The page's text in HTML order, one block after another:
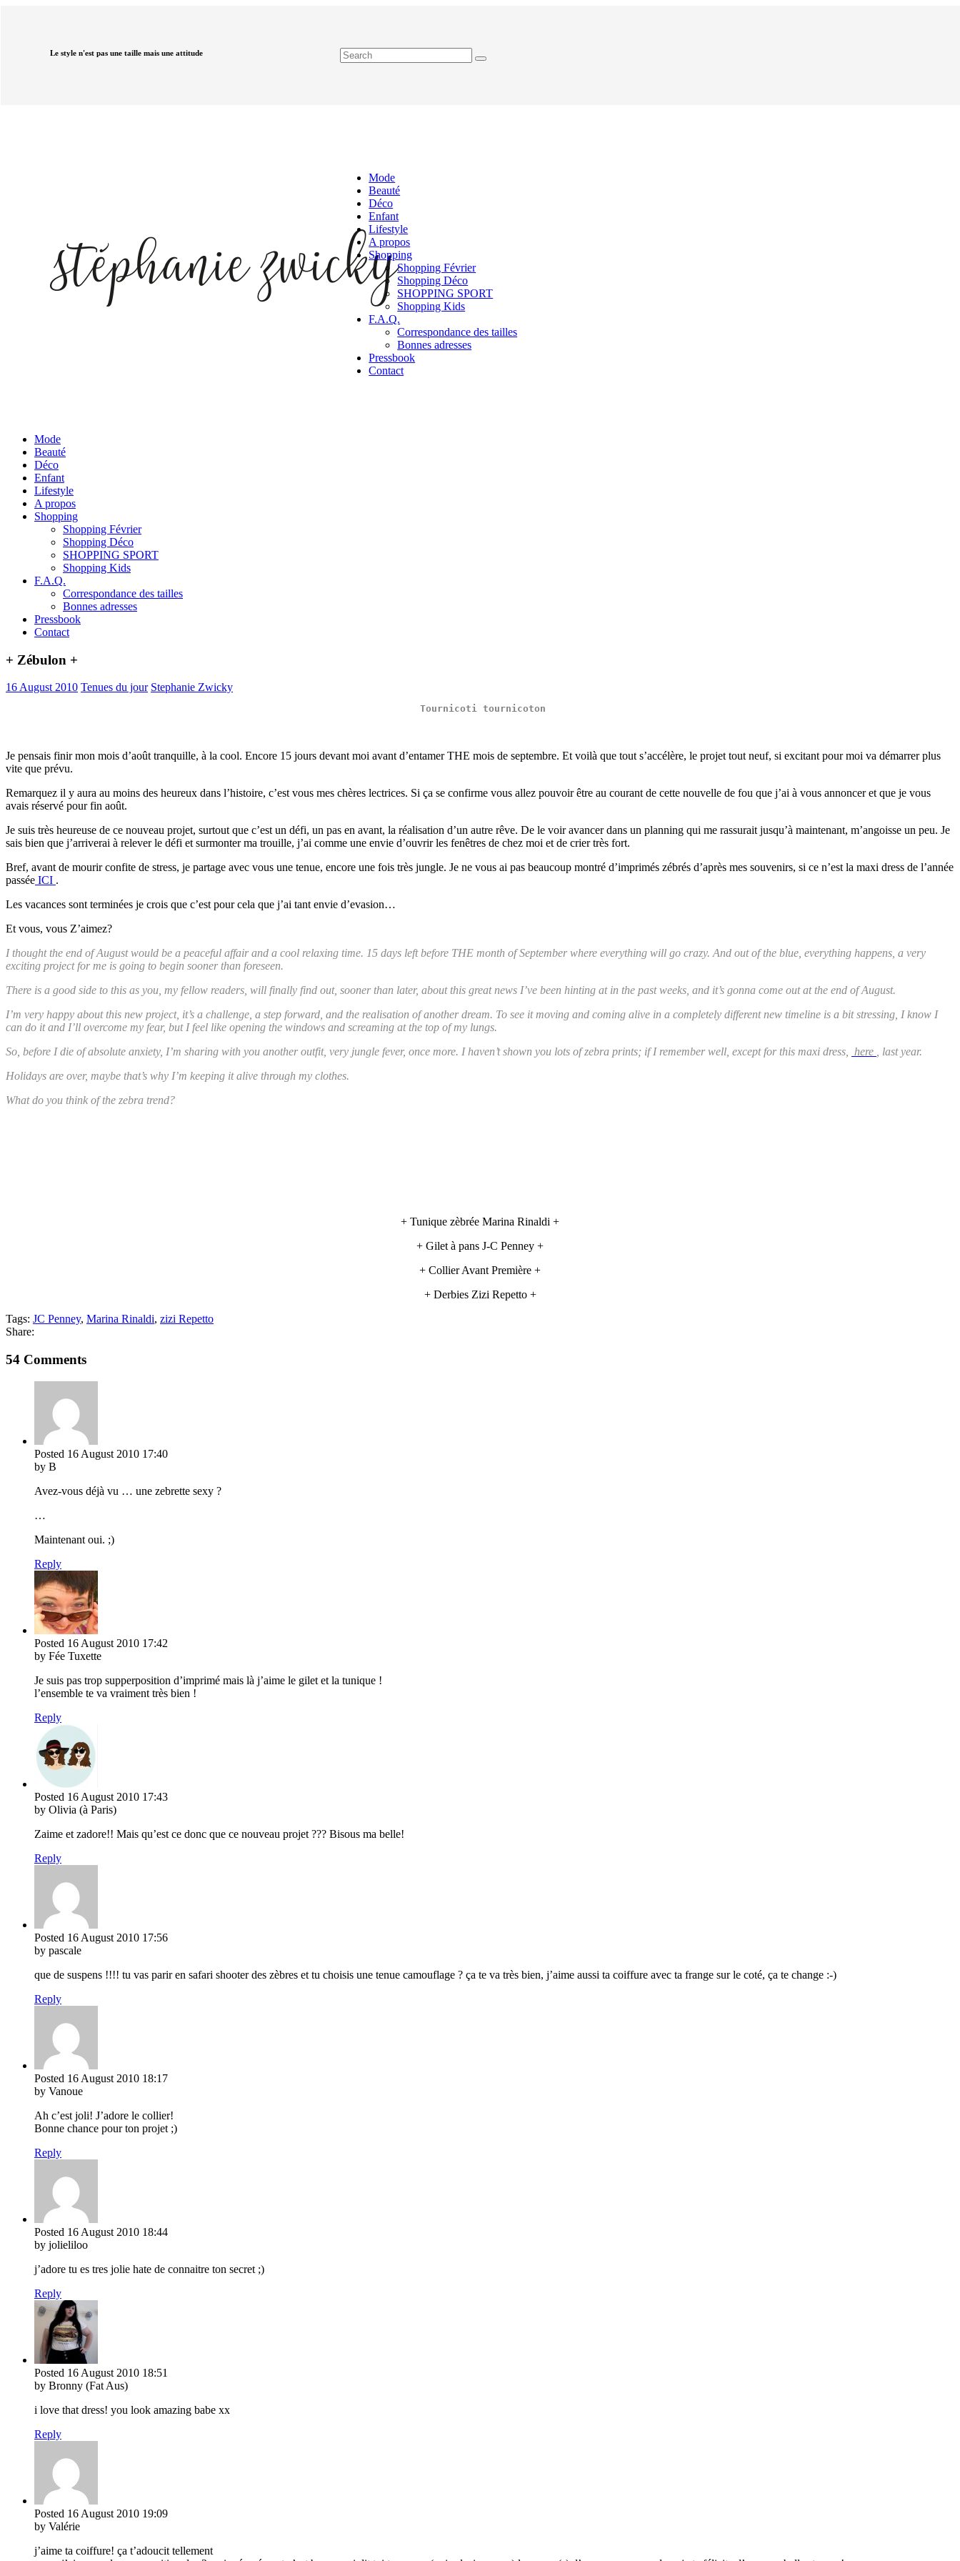
Le style n'est pas une taille mais une attitude
Mode
Beauté
Déco
Enfant
Lifestyle
A propos
Shopping
Shopping Février
Shopping Déco
SHOPPING SPORT
Shopping Kids
F.A.Q.
Correspondance des tailles
Bonnes adresses
Pressbook
Contact
Mode
Beauté
Déco
Enfant
Lifestyle
A propos
Shopping
Shopping Février
Shopping Déco
SHOPPING SPORT
Shopping Kids
F.A.Q.
Correspondance des tailles
Bonnes adresses
Pressbook
Contact
+ Zébulon +
16 August 2010 Tenues du jour Stephanie Zwicky
Tournicoti tournicoton
Je pensais finir mon mois d’août tranquille, à la cool. Encore 15 jours devant moi avant d’entamer THE mois de septembre. Et voilà que tout s’accélère, le projet tout neuf, si excitant pour moi va démarrer plus
vite que prévu.
Remarquez il y aura au moins des heureux dans l’histoire, c’est vous mes chères lectrices. Si ça se confirme vous allez pouvoir être au courant de cette nouvelle de fou que j’ai à vous annoncer et que je vous
avais réservé pour fin août.
Je suis très heureuse de ce nouveau projet, surtout que c’est un défi, un pas en avant, la réalisation d’un autre rêve. De le voir avancer dans un planning qui me rassurait jusqu’à maintenant, m’angoisse un peu. Je
sais bien que j’arriverai à relever le défi et surmonter ma trouille, j’ai comme une envie d’ouvrir les fenêtres de chez moi et de crier très fort.
Bref, avant de mourir confite de stress, je partage avec vous une tenue, encore une fois très jungle. Je ne vous ai pas beaucoup montré d’imprimés zébrés d’après mes souvenirs, si ce n’est la maxi dress de l’année
passée ICI .
Les vacances sont terminées je crois que c’est pour cela que j’ai tant envie d’evasion…
Et vous, vous Z’aimez?
I thought the end of August would be a peaceful affair and a cool relaxing time. 15 days left before THE month of September where everything will go crazy. And out of the blue, everything happens, a very
exciting project for me is going to begin sooner than foreseen.
There is a good side to this as you, my fellow readers, will finally find out, sooner than later, about this great news I’ve been hinting at in the past weeks, and it’s gonna come out at the end of August.
I’m very happy about this new project, it’s a challenge, a step forward, and the realisation of another dream. To see it moving and coming alive in a completely different new timeline is a bit stressing, I know I
can do it and I’ll overcome my fear, but I feel like opening the windows and screaming at the top of my lungs.
So, before I die of absolute anxiety, I’m sharing with you another outfit, very jungle fever, once more. I haven’t shown you lots of zebra prints; if I remember well, except for this maxi dress,
here
, last year.
Holidays are over, maybe that’s why I’m keeping it alive through my clothes.
What do you think of the zebra trend?
+ Tunique zèbrée Marina Rinaldi +
+ Gilet à pans J-C Penney +
+ Collier Avant Première +
+ Derbies Zizi Repetto +
Tags: JC Penney, Marina Rinaldi, zizi Repetto
Share:
54 Comments
Posted 16 August 2010 17:40
by B
Avez-vous déjà vu … une zebrette sexy ?
…
Maintenant oui. ;)
Reply
Posted 16 August 2010 17:42
by Fée Tuxette
Je suis pas trop supperposition d’imprimé mais là j’aime le gilet et la tunique !
l’ensemble te va vraiment très bien !
Reply
Posted 16 August 2010 17:43
by Olivia (à Paris)
Zaime et zadore!! Mais qu’est ce donc que ce nouveau projet ??? Bisous ma belle!
Reply
Posted 16 August 2010 17:56
by pascale
que de suspens !!!! tu vas parir en safari shooter des zèbres et tu choisis une tenue camouflage ? ça te va très bien, j’aime aussi ta coiffure avec ta frange sur le coté, ça te change :-)
Reply
Posted 16 August 2010 18:17
by Vanoue
Ah c’est joli! J’adore le collier!
Bonne chance pour ton projet ;)
Reply
Posted 16 August 2010 18:44
by jolieliloo
j’adore tu es tres jolie hate de connaitre ton secret ;)
Reply
Posted 16 August 2010 18:51
by Bronny (Fat Aus)
i love that dress! you look amazing babe xx
Reply
Posted 16 August 2010 19:09
by Valérie
j’aime ta coiffure! ça t’adoucit tellement